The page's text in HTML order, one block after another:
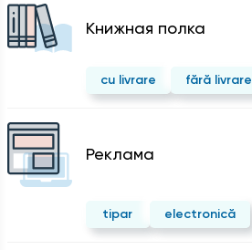
Kнижная полка
cu livrare fără livrare
Реклама
tipar electronică